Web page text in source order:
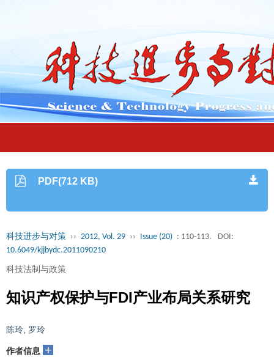
PDF(712 KB)
科技进步与对策 ›› 2012, Vol. 29 ›› Issue (20) : 110-113.
DOI:
10.6049/kjjbydc.2011090210
科技法制与政策
知识产权保护与FDI产业布局关系研究
陈玲 罗玲
作者信息 +